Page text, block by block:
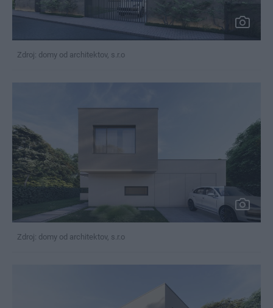
Zdroj: domy od architektov, s.r.o
Zdroj: domy od architektov, s.r.o